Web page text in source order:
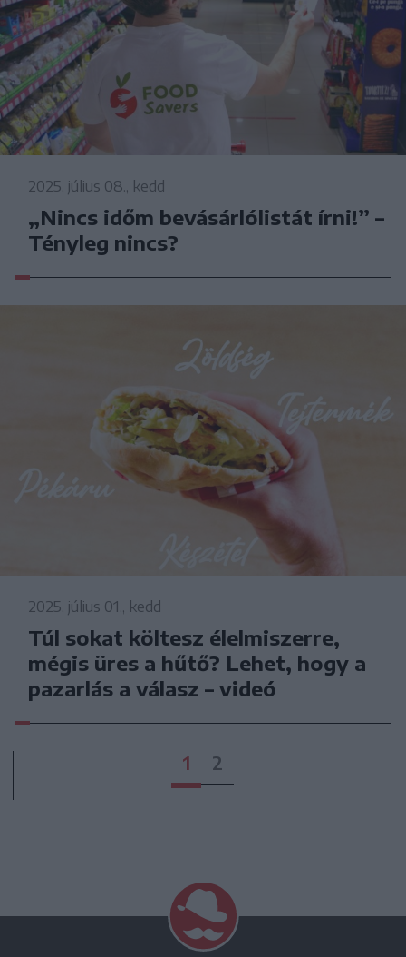
2025. július 08., kedd
„Nincs időm bevásárlólistát írni!” –
Tényleg nincs?
2025. július 01., kedd
Túl sokat költesz élelmiszerre,
mégis üres a hűtő? Lehet, hogy a
pazarlás a válasz – videó
1 2